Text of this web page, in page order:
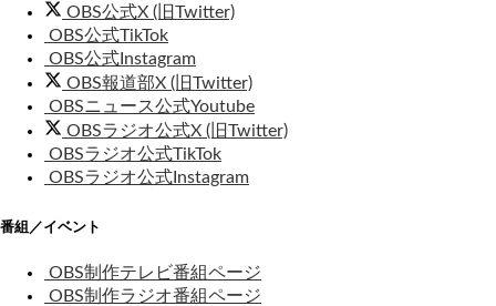
OBS公式X (旧Twitter)
OBS公式TikTok
OBS公式Instagram
OBS報道部X (旧Twitter)
OBSニュース公式Youtube
OBSラジオ公式X (旧Twitter)
OBSラジオ公式TikTok
OBSラジオ公式Instagram
番組／イベント
OBS制作テレビ番組ページ
OBS制作ラジオ番組ページ